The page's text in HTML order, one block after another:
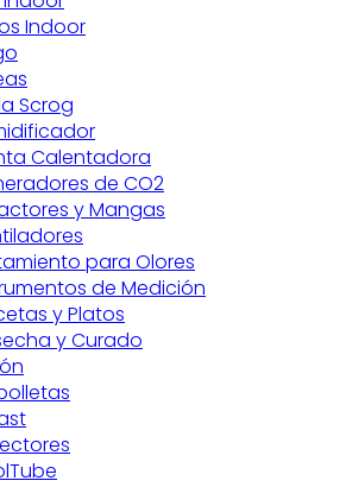
Indoor
Scrog
Calentadora
de CO2
y Mangas
para Olores
de Medición
y Platos
y Curado